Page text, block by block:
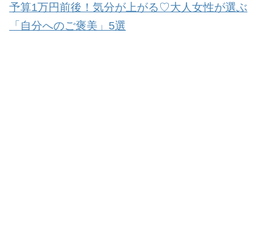
予算1万円前後！気分が上がる♡大人女性が選ぶ
「自分へのご褒美」5選